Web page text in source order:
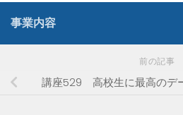
事業内容
前の記事
講座529 高校生に最高のデ